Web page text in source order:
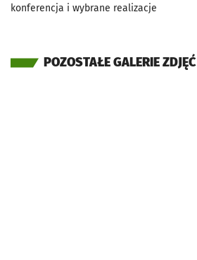
konferencja i wybrane realizacje
POZOSTAŁE GALERIE ZDJĘĆ